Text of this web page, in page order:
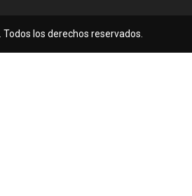
los derechos reservados.